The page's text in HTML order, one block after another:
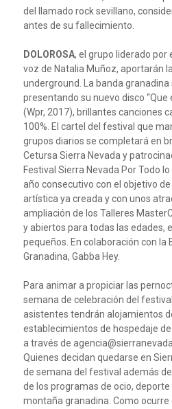
del llamado rock sevillano,
antes de su fallecimiento.
DOLOROSA, el grupo liderado por
voz de Natalia Muñoz, aportarán
underground. La banda
presentando su nuevo disco “Que
(Wpr, 2017), brillantes canciones
100%. El cartel del festival que
grupos diarios se completará en
Cetursa Sierra Nevada y
Festival Sierra Nevada Por Todo
año consecutivo con el objetivo
artística ya creada y con unos
ampliación de los Talleres
y abiertos para todas las edades,
pequeños. En colaboración con la
Granadina, Gabba Hey.
Para animar a propiciar las
semana de celebración del
asistentes tendrán alojamientos
establecimientos de hospedaje
a través de
Quienes decidan quedarse en
de semana del festival además
de los programas de ocio,
montaña granadina. Como